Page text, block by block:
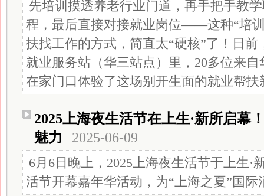
先培训摸透养老行业门道，再手把手教
程，最后直接对接就业岗位——这种“培
扶找工作的方式，简直太“硬核”了！日前
就业服务站（华三站点）里，20多位来
在家门口体验了这场别开生面的就业帮扶
2025上海夜生活节在上生·新所启幕
魅力
2025-06-09
6月6日晚上，2025上海夜生活节于上生·
活节开幕嘉年华活动，为“上海之夏”国际